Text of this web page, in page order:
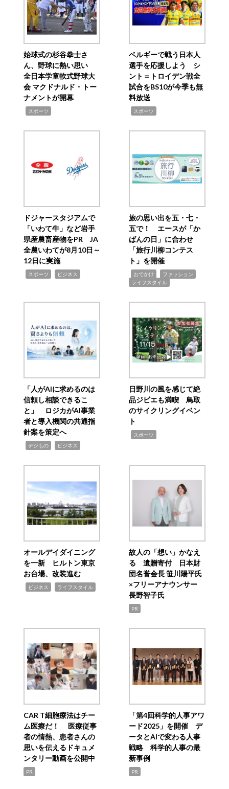
始球式の杉谷拳士さ
ん、野球に熱い思い
全日本学童軟式野球大
会 マクドナルド・トー
ナメントが開幕
スポーツ
ベルギーで戦う日本人
選手を応援しよう シ
ント＝トロイデン戦全
試合をBS10が今季も無
料放送
スポーツ
ドジャースタジアムで
「いわて牛」など岩手
県産農畜産物をPR JA
全農いわてが8月10日～
12日に実施
スポーツ ビジネス
旅の思い出を五・七・
五で！ エースが「か
ばんの日」に合わせ
「旅行川柳コンテス
ト」を開催
おでかけ ファッション
ライフスタイル
「人がAIに求めるのは
信頼し相談できるこ
と」 ロジカがAI事業
者と導入機関の共通指
針案を策定へ
デジもの ビジネス
日野川の風を感じて絶
品ジビエも満喫 鳥取
のサイクリングイベン
ト
スポーツ
オールデイダイニング
を一新 ヒルトン東京
お台場、改装進む
ビジネス ライフスタイル
故人の「想い」かなえ
る 遺贈寄付 日本財
団名誉会長 笹川陽平氏
×フリーアナウンサー
長野智子氏
PR
CAR T細胞療法はチー
ム医療だ！ 医療従事
者の情熱、患者さんの
思いを伝えるドキュメ
ンタリー動画を公開中
PR
「第4回科学的人事アワ
ード2025」を開催 デ
ータとAIで変わる人事
戦略 科学的人事の最
新事例
PR